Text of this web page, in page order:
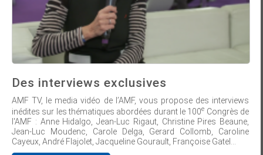
Des interviews exclusives
AMF TV, le media vidéo de l’AMF, vous propose des interviews
inédites sur les thématiques abordées durant le 100e Congrès de
l'AMF : Anne Hidalgo, Jean-Luc Rigaut, Christine Pires Beaune,
Jean-Luc Moudenc, Carole Delga, Gerard Collomb, Caroline
Cayeux, André Flajolet, Jacqueline Gourault, Françoise Gatel...